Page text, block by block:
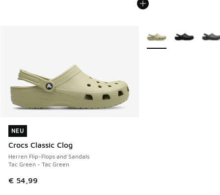
NEU
Crocs Classic Clog
Herren Flip-Flops and Sandals
Tac Green - Tac Green
€ 54,99
NEU
Weitere Farben